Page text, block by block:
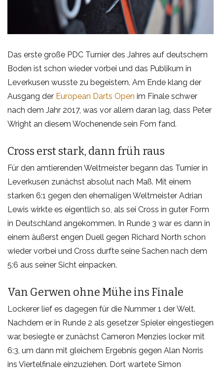
Das erste große PDC Turnier des Jahres auf deutschem
Boden ist schon wieder vorbei und das Publikum in
Leverkusen wusste zu begeistern. Am Ende klang der
Ausgang der European Darts Open im Finale schwer
nach dem Jahr 2017, was vor allem daran lag, dass Peter
Wright an diesem Wochenende sein Fom fand.
Cross erst stark, dann früh raus
Für den amtierenden Weltmeister begann das Turnier in
Leverkusen zunächst absolut nach Maß. Mit einem
starken 6:1 gegen den ehemaligen Weltmeister Adrian
Lewis wirkte es eigentlich so, als sei Cross in guter Form
in Deutschland angekommen. In Runde 3 war es dann in
einem äußerst engen Duell gegen Richard North schon
wieder vorbei und Cross durfte seine Sachen nach dem
5:6 aus seiner Sicht einpacken.
Van Gerwen ohne Mühe ins Finale
Lockerer lief es dagegen für die Nummer 1 der Welt.
Nachdem er in Runde 2 als gesetzer Spieler eingestiegen
war, besiegte er zunächst Cameron Menzies locker mit
6:3, um dann mit gleichem Ergebnis gegen Alan Norris
ins Viertelfinale einzuziehen. Dort wartete Simon